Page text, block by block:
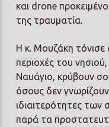
και drone
της τραυματία.
Η κ. Μουζάκη τόνισε
περιοχές του
Ναυάγιο, κρύβουν
όσους δεν
ιδιαιτερότητες των
παρά τα